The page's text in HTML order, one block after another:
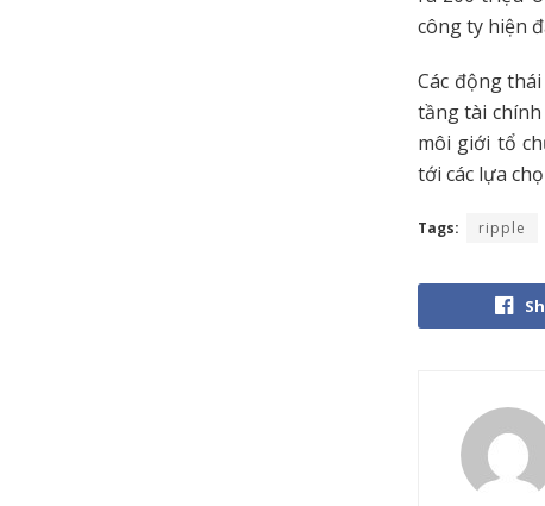
công ty hiện
Các động
tầng tài
môi giới tổ
tới các lựa
Tags: ripple